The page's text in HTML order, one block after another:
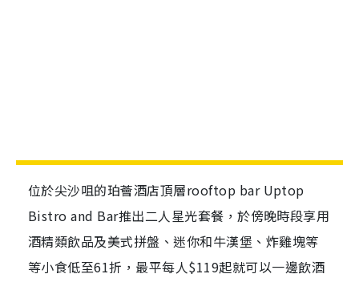
位於尖沙咀的珀薈酒店頂層rooftop bar Uptop
Bistro and Bar推出二人星光套餐，於傍晚時段享用
酒精類飲品及美式拼盤、迷你和牛漢堡、炸雞塊等
等小食低至61折，最平每人$119起就可以一邊飲酒